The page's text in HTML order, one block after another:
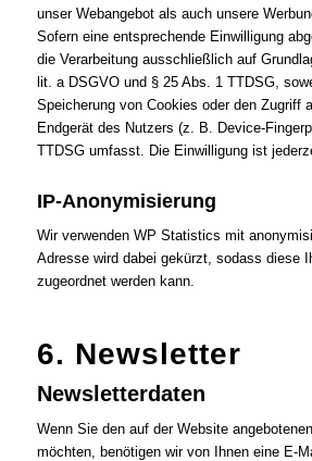
unser Webangebot als auch unsere
Sofern eine entsprechende Einwilligung
die Verarbeitung ausschließlich auf
lit. a DSGVO und § 25 Abs. 1 TTDSG,
Speicherung von Cookies oder den Zugriff
Endgerät des Nutzers (z. B. Device-
TTDSG umfasst. Die Einwilligung ist
IP-Anonymisierung
Wir verwenden WP Statistics mit
Adresse wird dabei gekürzt, sodass diese
zugeordnet werden kann.
6. Newsletter
Newsletter­daten
Wenn Sie den auf der Website
möchten, benötigen wir von Ihnen eine E-